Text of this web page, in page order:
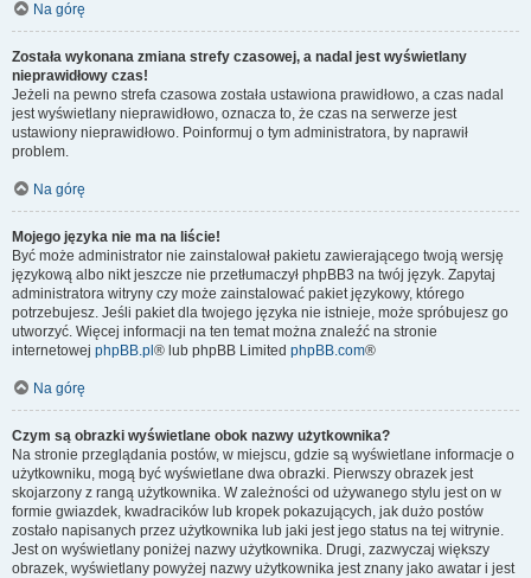
Na górę
Została wykonana zmiana strefy czasowej, a nadal jest wyświetlany
nieprawidłowy czas!
Jeżeli na pewno strefa czasowa została ustawiona prawidłowo, a czas nadal
jest wyświetlany nieprawidłowo, oznacza to, że czas na serwerze jest
ustawiony nieprawidłowo. Poinformuj o tym administratora, by naprawił
problem.
Na górę
Mojego języka nie ma na liście!
Być może administrator nie zainstalował pakietu zawierającego twoją wersję
językową albo nikt jeszcze nie przetłumaczył phpBB3 na twój język. Zapytaj
administratora witryny czy może zainstalować pakiet językowy, którego
potrzebujesz. Jeśli pakiet dla twojego języka nie istnieje, może spróbujesz go
utworzyć. Więcej informacji na ten temat można znaleźć na stronie
internetowej phpBB.pl ® lub phpBB Limited phpBB.com®
Na górę
Czym są obrazki wyświetlane obok nazwy użytkownika?
Na stronie przeglądania postów, w miejscu, gdzie są wyświetlane informacje o
użytkowniku, mogą być wyświetlane dwa obrazki. Pierwszy obrazek jest
skojarzony z rangą użytkownika. W zależności od używanego stylu jest on w
formie gwiazdek, kwadracików lub kropek pokazujących, jak dużo postów
zostało napisanych przez użytkownika lub jaki jest jego status na tej witrynie.
Jest on wyświetlany poniżej nazwy użytkownika. Drugi, zazwyczaj większy
obrazek, wyświetlany powyżej nazwy użytkownika jest znany jako awatar i jest